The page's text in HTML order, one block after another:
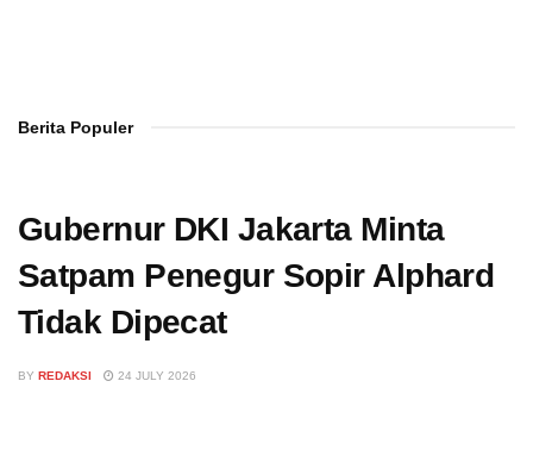
Berita Populer
Gubernur DKI Jakarta Minta
Satpam Penegur Sopir Alphard
Tidak Dipecat
BY REDAKSI 24 JULY 2026